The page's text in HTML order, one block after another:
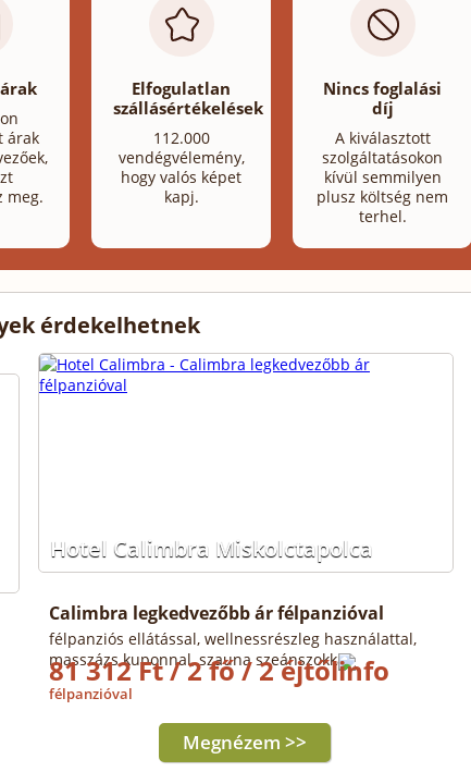
árak
meg.
Elfogulatlan
szállásértékelések
112.000
vendégvélemény,
hogy valós képet
kapj.
Nincs foglalási
díj
A kiválasztott
szolgáltatásokon
kívül semmilyen
plusz költség nem
terhel.
érdekelhetnek
Hotel Calimbra Miskolctapolca
Calimbra legkedvezőbb ár félpanzióval
félpanziós ellátással, wellnessrészleg használattal,
masszázs kuponnal, szauna szeánszokkal
81 312 Ft / 2 fő / 2 éjtől
félpanzióval
Megnézem >>